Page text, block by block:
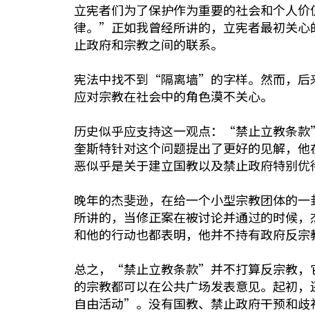
立宪者们为了保护作为重要的社会和个人
律。”正如我曾经所讲的，立宪者最初关心
止政府和宗教之间的联系。
宪法中找不到“隔离墙”的字样。然而，后
应对宗教在社会中的角色漠不关心。
历史似乎应支持这一观点：“禁止立教条
奎斯特针对这个问题提出了更好的见解，
恶似乎是关于建立国教以及禁止政府特别
晚年的杰斐逊，在给一个小型宗教团体的
所讲的，当修正案在被讨论并通过的时候
和他的行动也都表明，他并不持有政府反
总之，“禁止立教条款”并不打算反宗教，
的宗教都可以在公共广场发表意见。起初
自由活动”。没有国教、禁止政府干预和歧